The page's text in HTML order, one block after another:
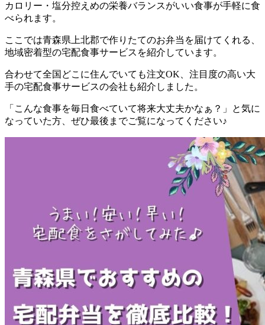
カロリー・塩分控えめの栄養バランスがいい食事が手軽に食
べられます。
ここでは青森県上北郡で作りたてのお弁当を届けてくれる、
地域密着型の宅配食事サービスを紹介しています。
合わせて全国どこに住んでいても注文OK、注目度の高い大
手の宅配食事サービスの会社も紹介 しました。
「こんな食事を毎日食べていて将来大丈夫かなぁ？」と気に
なっていた方、ぜひ最後までご覧になってください♪